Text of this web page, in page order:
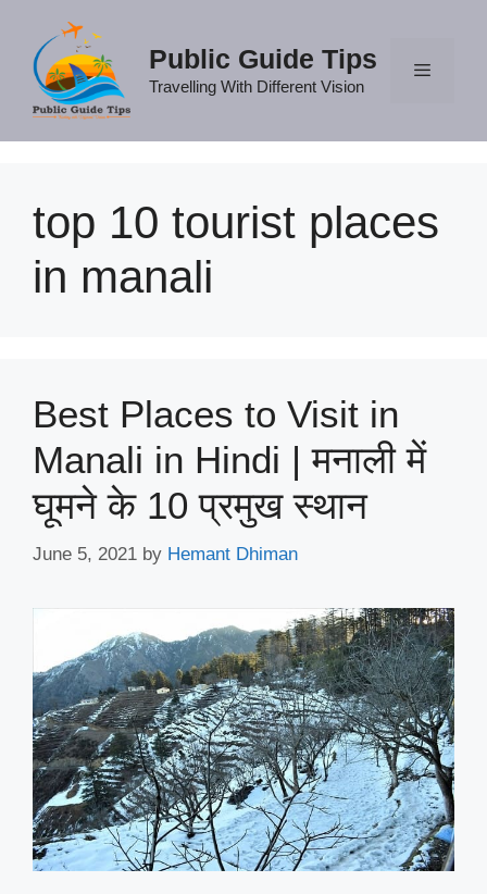
content
Public Guide Tips
Travelling With Different Vision
top 10 tourist places
in manali
Best Places to Visit in
Manali in Hindi | मनाली में
घूमने के 10 प्रमुख स्थान
June 5, 2021 by Hemant Dhiman